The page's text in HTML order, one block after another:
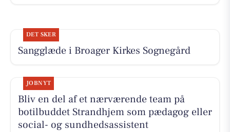
DET SKER
Sangglæde i Broager Kirkes Sognegård
JOBNYT
Bliv en del af et nærværende team på
botilbuddet Strandhjem som pædagog eller
social- og sundhedsassistent